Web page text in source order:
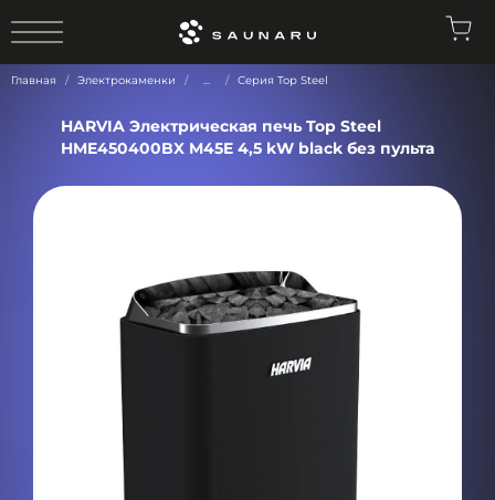
Главная Электрокаменки ... Серия Top Steel
HARVIA Электрическая печь Top Steel
HME450400BX M45E 4,5 kW black без пульта